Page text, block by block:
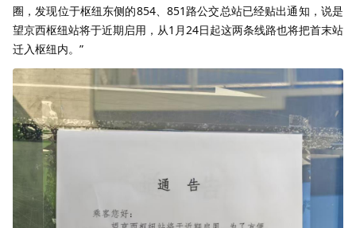
圈，发现位于枢纽东侧的854、851路公交总站已经贴出通知，说是
望京西枢纽站将于近期启用，从1月24日起这两条线路也将把首末站
迁入枢纽内。”